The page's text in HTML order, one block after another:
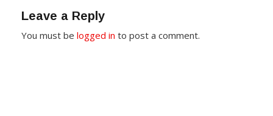
Leave a Reply
You must be logged in to post a comment.